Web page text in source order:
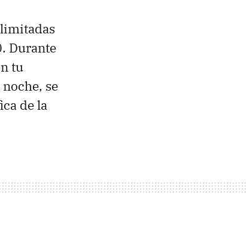
Durante
tu
se
de la